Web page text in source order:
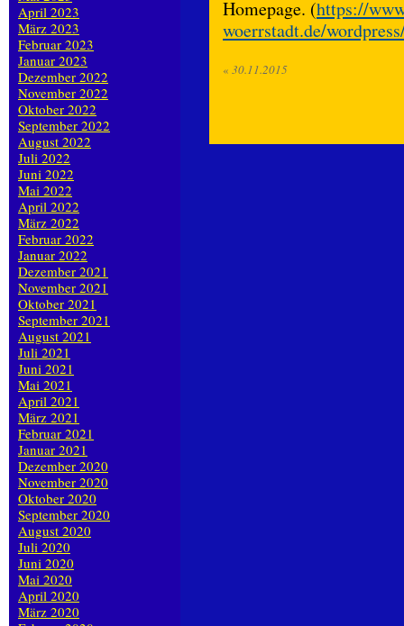
Homepage. (https://
woerrstadt.de/
« 30.11.2015
April 2023
März 2023
Februar 2023
Januar 2023
Dezember 2022
November 2022
Oktober 2022
September 2022
August 2022
Juli 2022
Juni 2022
Mai 2022
April 2022
März 2022
Februar 2022
Januar 2022
Dezember 2021
November 2021
Oktober 2021
September 2021
August 2021
Juli 2021
Juni 2021
Mai 2021
April 2021
März 2021
Februar 2021
Januar 2021
Dezember 2020
November 2020
Oktober 2020
September 2020
August 2020
Juli 2020
Juni 2020
Mai 2020
April 2020
März 2020